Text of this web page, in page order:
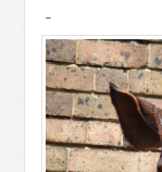
-